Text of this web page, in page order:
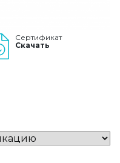
Сертификат
Скачать